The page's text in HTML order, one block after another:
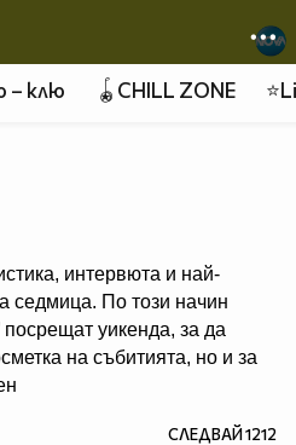
– клю 🪀CHILL ZONE
интервюта и най-
седмица. По този начин
посрещат уикенда, за да
на събитията, но и за
СЛЕДВАЙ1212